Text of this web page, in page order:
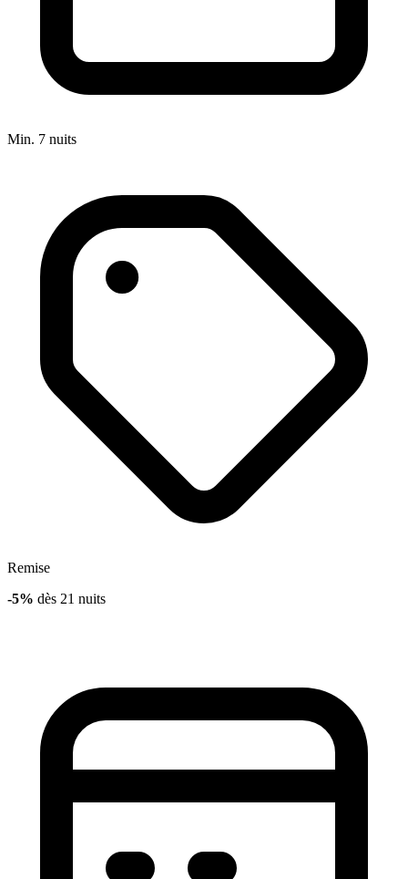
Min. 7 nuits
Remise
-5% dès 21 nuits